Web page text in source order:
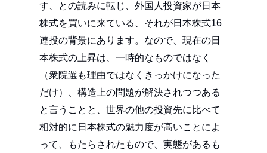
す、との読みに転じ、外国人投資家が日本
株式を買いに来ている、それが日本株式16
連投の背景にあります。なので、現在の日
本株式の上昇は、一時的なものではなく
（衆院選も理由ではなくきっかけになった
だけ）、構造上の問題が解決されつつある
と言うことと、世界の他の投資先に比べて
相対的に日本株式の魅力度が高いことによ
って、もたらされたもので、実態があるも